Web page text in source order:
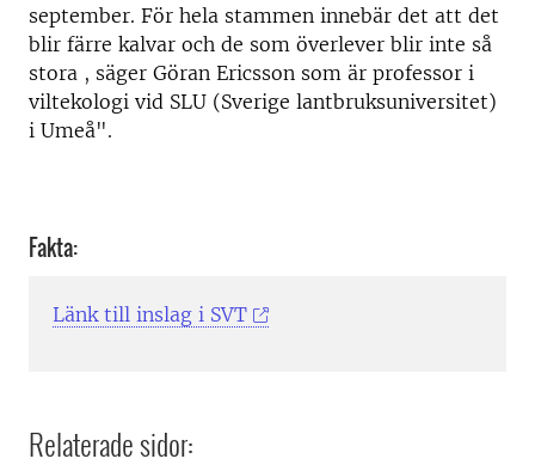
september. För hela stammen innebär det att det
blir färre kalvar och de som överlever blir inte så
stora , säger Göran Ericsson som är professor i
viltekologi vid SLU (Sverige lantbruksuniversitet)
i Umeå".
Fakta:
Länk till inslag i SVT
Relaterade sidor: